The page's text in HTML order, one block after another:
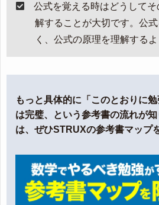
公式を覚える時はどうして
解することが大切です。公
く、公式の原理を理解するよ
もっと具体的に「このとおりに
は完璧、という参考書の流れが
は、ぜひSTRUXの参考書マップ